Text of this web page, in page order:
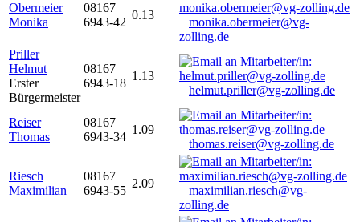
Obermeier
Monika
08167
6943-42
0.13
monika.obermeier@vg-
zolling.de
Priller
Helmut
Erster
Bürgermeister
08167
6943-18
1.13
helmut.priller@vg-zolling.de
Reiser
Thomas
08167
6943-34
1.09
thomas.reiser@vg-zolling.de
Riesch
Maximilian
08167
6943-55
2.09
maximilian.riesch@vg-
zolling.de